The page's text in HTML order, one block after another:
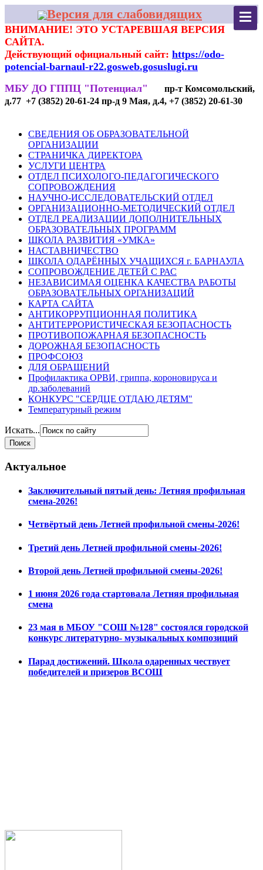
Версия для слабовидящих
ВНИМАНИЕ! ЭТО УСТАРЕВШАЯ ВЕРСИЯ
САЙТА.
Действующий официальный сайт: https://odo-
potencial-barnaul-r22.gosweb.gosuslugi.ru
МБУ ДО ГППЦ "Потенциал"
пр-т Комсомольский,
д.77 +7 (3852) 20-61-24 пр-д 9 Мая, д.4, +7 (3852) 20-61-30
СВЕДЕНИЯ ОБ ОБРАЗОВАТЕЛЬНОЙ
ОРГАНИЗАЦИИ
СТРАНИЧКА ДИРЕКТОРА
УСЛУГИ ЦЕНТРА
ОТДЕЛ ПСИХОЛОГО-ПЕДАГОГИЧЕСКОГО
СОПРОВОЖДЕНИЯ
НАУЧНО-ИССЛЕДОВАТЕЛЬСКИЙ ОТДЕЛ
ОРГАНИЗАЦИОННО-МЕТОДИЧЕСКИЙ ОТДЕЛ
ОТДЕЛ РЕАЛИЗАЦИИ ДОПОЛНИТЕЛЬНЫХ
ОБРАЗОВАТЕЛЬНЫХ ПРОГРАММ
ШКОЛА РАЗВИТИЯ «УМКА»
НАСТАВНИЧЕСТВО
ШКОЛА ОДАРЁННЫХ УЧАЩИХСЯ г. БАРНАУЛА
СОПРОВОЖДЕНИЕ ДЕТЕЙ С РАС
НЕЗАВИСИМАЯ ОЦЕНКА КАЧЕСТВА РАБОТЫ
ОБРАЗОВАТЕЛЬНЫХ ОРГАНИЗАЦИЙ
КАРТА САЙТА
АНТИКОРРУПЦИОННАЯ ПОЛИТИКА
АНТИТЕРРОРИСТИЧЕСКАЯ БЕЗОПАСНОСТЬ
ПРОТИВОПОЖАРНАЯ БЕЗОПАСНОСТЬ
ДОРОЖНАЯ БЕЗОПАСНОСТЬ
ПРОФСОЮЗ
ДЛЯ ОБРАЩЕНИЙ
Профилактика ОРВИ, гриппа, короновируса и
др.заболеваний
КОНКУРС "СЕРДЦЕ ОТДАЮ ДЕТЯМ"
Температурный режим
Искать...
Актуальное
Заключительный пятый день: Летняя профильная
смена-2026!
Четвёртый день Летней профильной смены-2026!
Третий день Летней профильной смены-2026!
Второй день Летней профильной смены-2026!
1 июня 2026 года стартовала Летняя профильная
смена
23 мая в МБОУ "СОШ №128" состоялся городской
конкурс литературно- музыкальных композиций
Парад достижений. Школа одаренных чествует
победителей и призеров ВСОШ